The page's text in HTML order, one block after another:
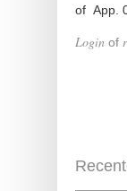
of App.
Login of